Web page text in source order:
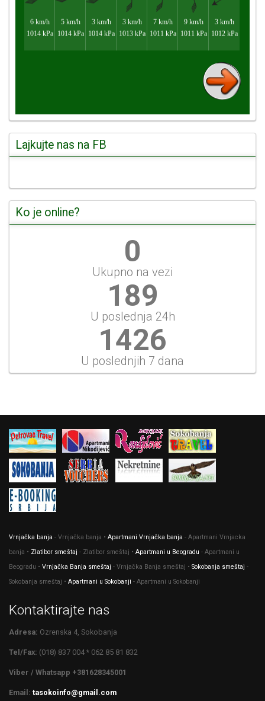
Lajkujte nas na FB
Ko je online?
0
Ukupno na vezi
202
U poslednja 24h
1645
U poslednjih 7 dana
Vrnjačka banja - Vrnjačka banja • Apartmani Vrnjačka banja - Apartmani Vrnjacka
banja • Zlatibor smeštaj - Zlatibor smeštaj • Apartmani u Beogradu - Apartmani u
Beogradu • Vrnjačka Banja smeštaj - Vrnjačka Banja smeštaj • Sokobanja smeštaj -
Sokobanja smeštaj • Apartmani u Sokobanji - Apartmani u Sokobanji
Kontaktirajte nas
Adresa: Ozrenska 4, Sokobanja
Tel/Fax: (018) 837 004 * 062 85 81 832
Viber / Whatsapp +381628345001
Email: tasokoinfo@gmail.com